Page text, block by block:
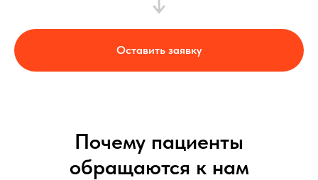
Оставить заявку
Почему пациенты
обращаются к нам